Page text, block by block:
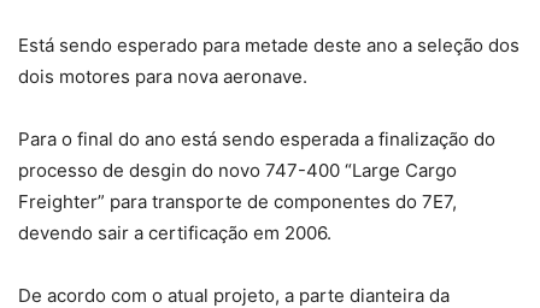
Está sendo esperado para metade deste ano a seleção dos
dois motores para nova aeronave.
Para o final do ano está sendo esperada a finalização do
processo de desgin do novo 747-400 “Large Cargo
Freighter” para transporte de componentes do 7E7,
devendo sair a certificação em 2006.
De acordo com o atual projeto, a parte dianteira da